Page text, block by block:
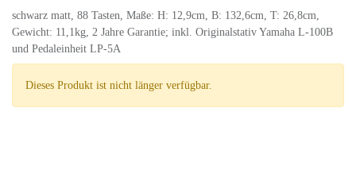
schwarz matt, 88 Tasten, Maße: H: 12,9cm, B: 132,6cm, T: 26,8cm,
Gewicht: 11,1kg, 2 Jahre Garantie; inkl. Originalstativ Yamaha L-100B
und Pedaleinheit LP-5A
Dieses Produkt ist nicht länger verfügbar.